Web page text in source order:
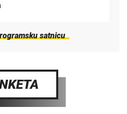
satnicu